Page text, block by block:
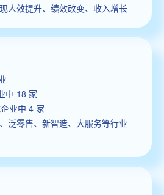
人效提升、绩效改变、收入增长
中 18 家
业中 4 家
泛零售、新智造、大服务等行业